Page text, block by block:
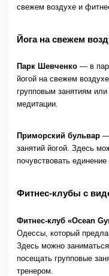
свежем воздухе и
Йога на свежем
Парк Шевченко— в
йогой на свежем
групповым занятиям
медитации.
Приморский бульвар—
занятий йогой. Здесь
почувствовать
Фитнес-клубы с
Фитнес-клуб «Ocean
Одессы, который
Здесь можно
посещать групповые
тренером.